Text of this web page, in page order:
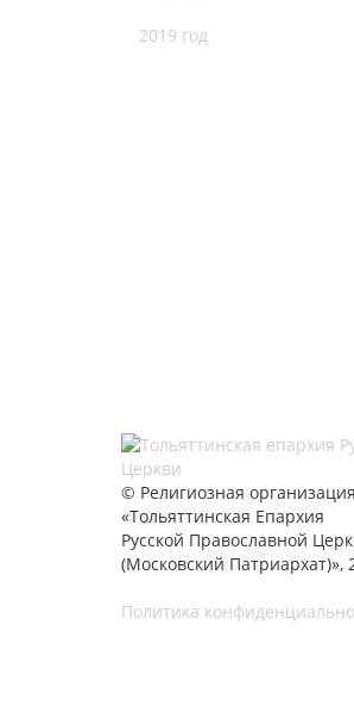
2019 год
© Религиозная организация
«Тольяттинская Епархия
Русской Православной
(Московский Патриархат)»,
Политика